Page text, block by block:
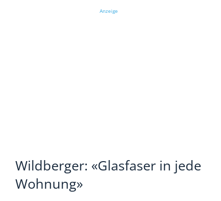
Anzeige
Wildberger: «Glasfaser in jede
Wohnung»